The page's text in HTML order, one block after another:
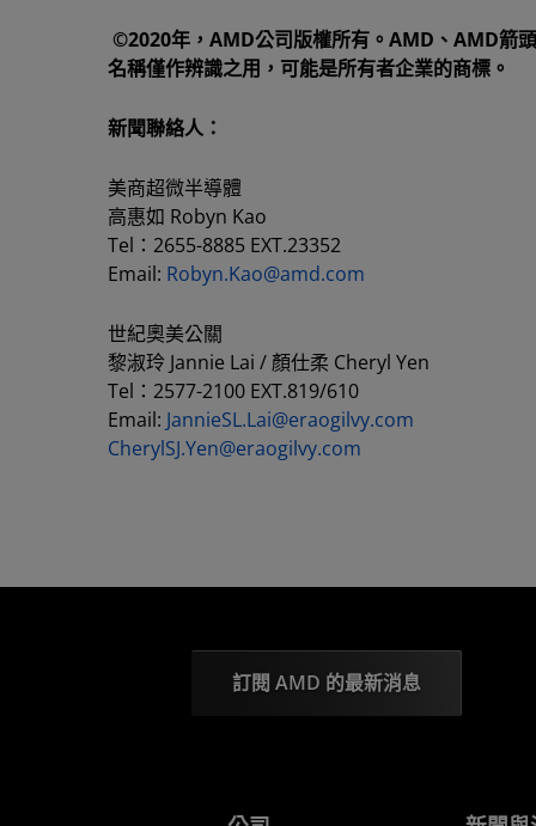
©2020年，AMD公司版權所有。AMD、AMD箭
名稱僅作辨識之用，可能是所有者企業的商標。
新聞聯絡人：
美商超微半導體
高惠如 Robyn Kao
Tel：2655-8885 EXT.23352
Email: Robyn.Kao@amd.com
世紀奧美公關
黎淑玲 Jannie Lai / 顏仕柔 Cheryl Yen
Tel：2577-2100 EXT.819/610
Email: JannieSL.Lai@eraogilvy.com
CherylSJ.Yen@eraogilvy.com
訂閱 AMD 的最新消息